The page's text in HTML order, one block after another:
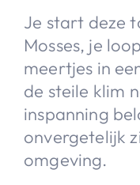
Je start deze
Mosses, je
meertjes in
de steile klim
inspanning
onvergetelijk
omgeving.